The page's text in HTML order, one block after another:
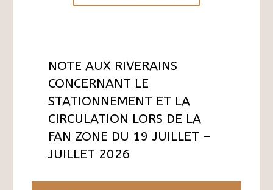
NOTE AUX RIVERAINS
CONCERNANT LE
STATIONNEMENT ET LA
CIRCULATION LORS DE LA
FAN ZONE DU 19 JUILLET –
JUILLET 2026